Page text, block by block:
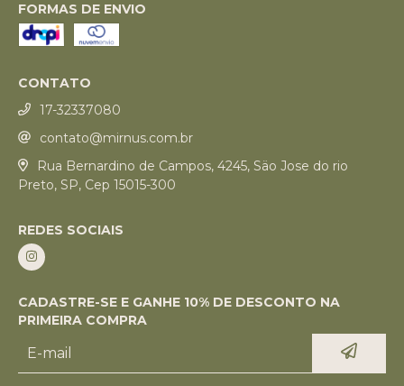
FORMAS DE ENVIO
CONTATO
17-32337080
contato@mirnus.com.br
Rua Bernardino de Campos, 4245, Säo Jose do rio
Preto, SP, Cep 15015-300
REDES SOCIAIS
CADASTRE-SE E GANHE 10% DE DESCONTO NA
PRIMEIRA COMPRA